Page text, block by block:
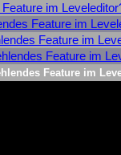
im
Feature im
Feature im
Feature im
Feature im